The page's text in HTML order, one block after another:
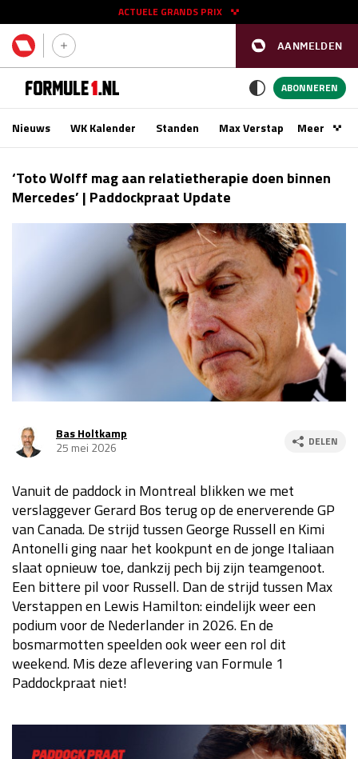
AANMELDEN
ACTUELE GRANDS PRIX
11 - 13 sep
Race
zo 15:00 - 17:00
GP AZERBEIDZJAN 2026 24 - 26 sep
Kwalificatie
vr 14:00 - 15:00
Race
za 13:00 - 15:00
GP SINGAPORE 2026 09 - 11 okt
Kwalificatie
za 15:00 - 16:00
Race
zo 14:00 - 16:00
GP VERENIGDE STATEN 2026 23 - 25 okt
Kwalificatie
za 23:00 - 00:00
Race
zo 21:00 - 23:00
GP MEXICO 2026 30 okt - 01 nov
zo 21:00 - 23:00
GP SÃO PAULO 2026 06 - 08 nov
Kwalificatie
za 19:00 - 20:00
Race
zo 18:00 - 20:00
LAS VEGAS GRAND PRIX 2026
GP ABU DHABI 2026 04 - 06 dec
ABONNEREN
Nieuws WK Kalender Standen Max VerstappenMeer
‘Toto Wolff mag aan relatietherapie doen binnen
Mercedes’ | Paddockpraat Update
Bas Holtkamp
25 mei 2026
DELEN
Vanuit de paddock in Montreal blikken we met
verslaggever Gerard Bos terug op de enerverende GP
van Canada. De strijd tussen George Russell en Kimi
Antonelli ging naar het kookpunt en de jonge Italiaan
slaat opnieuw toe, dankzij pech bij zijn teamgenoot.
Een bittere pil voor Russell. Dan de strijd tussen Max
Verstappen en Lewis Hamilton: eindelijk weer een
podium voor de Nederlander in 2026. En de
bosmarmotten speelden ook weer een rol dit
weekend. Mis deze aflevering van Formule 1
Paddockpraat niet!